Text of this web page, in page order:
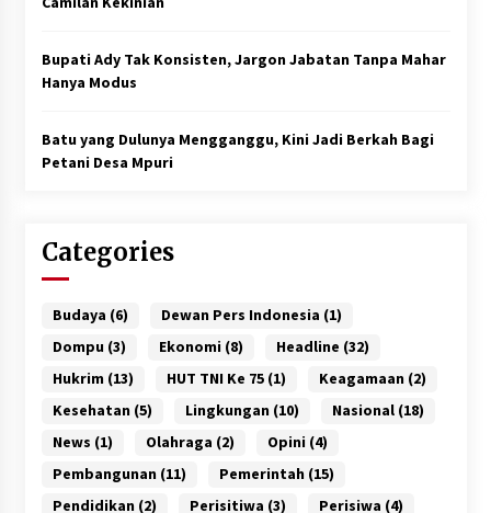
Bupati Ady Tak Konsisten, Jargon Jabatan Tanpa Mahar
Hanya Modus
Batu yang Dulunya Mengganggu, Kini Jadi Berkah Bagi
Petani Desa Mpuri
Categories
Budaya (6) Dewan Pers Indonesia (1)
Dompu (3) Ekonomi (8) Headline (32)
Hukrim (13) HUT TNI Ke 75(1) Keagamaan (2)
Kesehatan (5) Lingkungan (10) Nasional(18)
News (1) Olahraga (2) Opini (4)
Pembangunan (11) Pemerintah (15)
Pendidikan (2) Perisitiwa (3) Perisiwa (4)